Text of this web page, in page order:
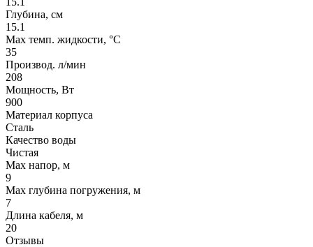
Глубина, см
15.1
Max темп. жидкости, °С
35
Производ. л/мин
208
Мощность, Вт
900
Материал корпуса
Сталь
Качество воды
Чистая
Max напор, м
9
Max глубина погружения, м
7
Длина кабеля, м
20
Отзывы